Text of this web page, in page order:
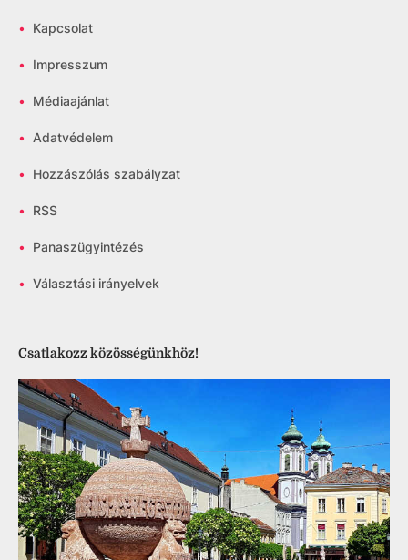
• Kapcsolat
• Impresszum
• Médiaajánlat
• Adatvédelem
• Hozzászólás szabályzat
• RSS
• Panaszügyintézés
• Választási irányelvek
Csatlakozz közösségünkhöz!